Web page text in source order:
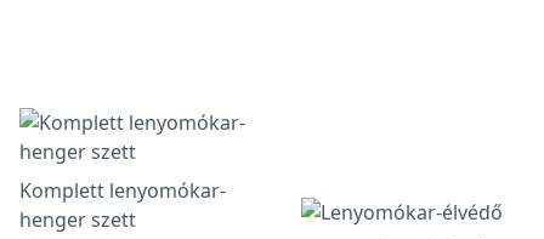
Komplett lenyomókar-
henger szett